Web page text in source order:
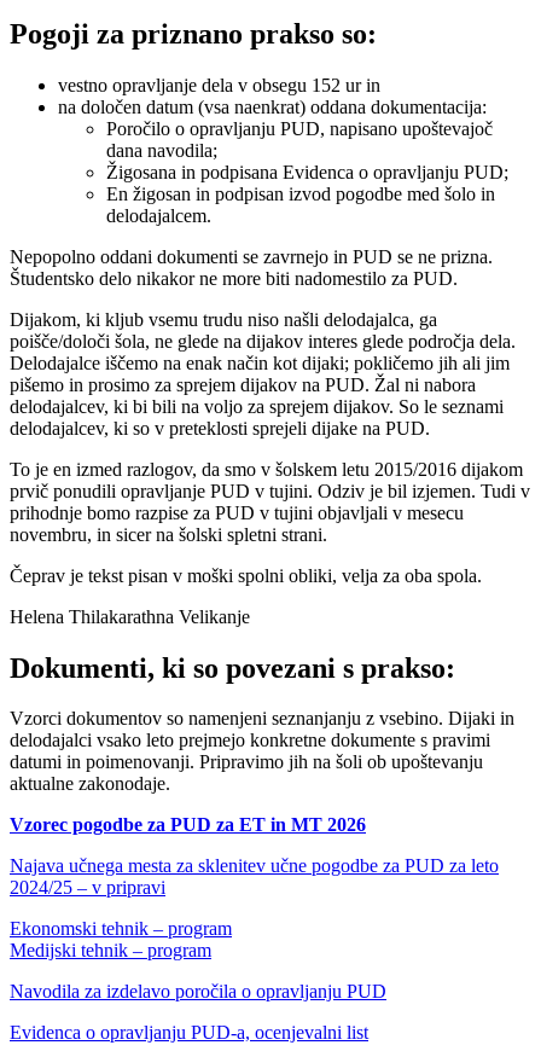
Pogoji za priznano prakso so:
vestno opravljanje dela v obsegu 152 ur in
na določen datum (vsa naenkrat) oddana dokumentacija:
Poročilo o opravljanju PUD, napisano upoštevajoč
dana navodila;
Žigosana in podpisana Evidenca o opravljanju PUD;
En žigosan in podpisan izvod pogodbe med šolo in
delodajalcem.
Nepopolno oddani dokumenti se zavrnejo in PUD se ne prizna.
Študentsko delo nikakor ne more biti nadomestilo za PUD.
Dijakom, ki kljub vsemu trudu niso našli delodajalca, ga
poišče/določi šola, ne glede na dijakov interes glede področja dela.
Delodajalce iščemo na enak način kot dijaki; pokličemo jih ali jim
pišemo in prosimo za sprejem dijakov na PUD. Žal ni nabora
delodajalcev, ki bi bili na voljo za sprejem dijakov. So le seznami
delodajalcev, ki so v preteklosti sprejeli dijake na PUD.
To je en izmed razlogov, da smo v šolskem letu 2015/2016 dijakom
prvič ponudili opravljanje PUD v tujini. Odziv je bil izjemen. Tudi v
prihodnje bomo razpise za PUD v tujini objavljali v mesecu
novembru, in sicer na šolski spletni strani.
Čeprav je tekst pisan v moški spolni obliki, velja za oba spola.
Helena Thilakarathna Velikanje
Dokumenti, ki so povezani s prakso:
Vzorci dokumentov so namenjeni seznanjanju z vsebino. Dijaki in
delodajalci vsako leto prejmejo konkretne dokumente s pravimi
datumi in poimenovanji. Pripravimo jih na šoli ob upoštevanju
aktualne zakonodaje.
Vzorec pogodbe za PUD za ET in MT 2026
Najava učnega mesta za sklenitev učne pogodbe za PUD za leto
2024/25 – v pripravi
Ekonomski tehnik – program
Medijski tehnik – program
Navodila za izdelavo poročila o opravljanju PUD
Evidenca o opravljanju PUD-a, ocenjevalni list